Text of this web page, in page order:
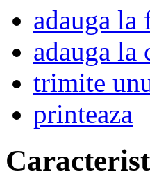
adauga la
adauga la
trimite
printeaza